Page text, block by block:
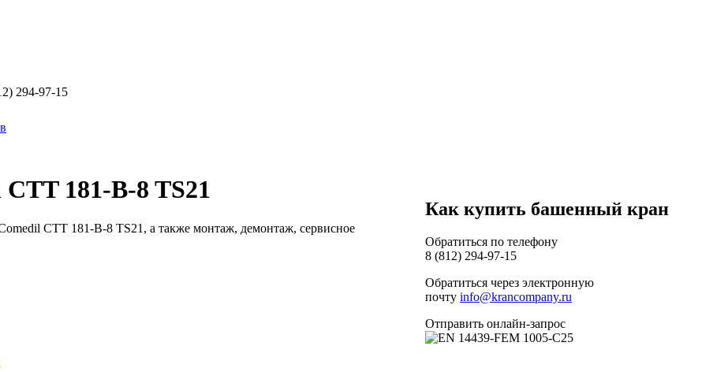
294-97-15
181-B-8 TS21
CTT 181-B-8 TS21, а также монтаж, демонтаж, сервисное
Как купить башенный кран
Обратиться по телефону
8 (812) 294-97-15
Обратиться через электронную
почту info@krancompany.ru
Отправить онлайн-запрос